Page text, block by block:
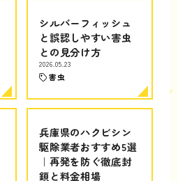
シルバーフィッシュ
と誤認しやすい害虫
との見分け方
2026.05.23
害虫
兵庫県のハクビシン
駆除業者おすすめ5選
｜再発を防ぐ徹底封
鎖と料金相場